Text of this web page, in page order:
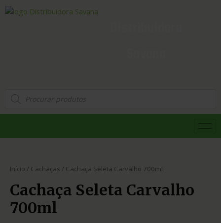
Início / Cachaças / Cachaça Seleta Carvalho 700ml
Cachaça Seleta Carvalho
700ml